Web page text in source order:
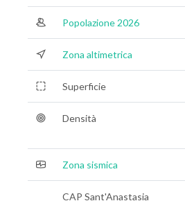
Popolazione 2026
Zona altimetrica
Superficie
Densità
Zona sismica
CAP Sant'Anastasia